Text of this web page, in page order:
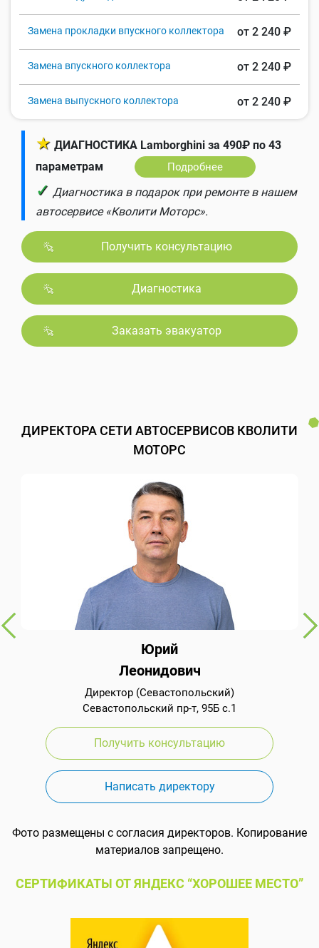
Замена прокладки впускного коллектора от 2 240 ₽
Замена впускного коллектора от 2 240 ₽
Замена выпускного коллектора от 2 240 ₽
★ ДИАГНОСТИКА Lamborghini за 490₽ по 43
параметрам
Подробнее
✓ Диагностика в подарок при ремонте в нашем
автосервисе «Кволити Моторс».
Получить консультацию
Диагностика
Заказать эвакуатор
ДИРЕКТОРА СЕТИ АВТОСЕРВИСОВ КВОЛИТИ
МОТОРС
Юрий
Леонидович
Директор (Севастопольский)
Севастопольский пр-т, 95Б с.1
Получить консультацию
Написать директору
Фото размещены с согласия директоров. Копирование
материалов запрещено.
СЕРТИФИКАТЫ ОТ ЯНДЕКС “ХОРОШЕЕ МЕСТО”